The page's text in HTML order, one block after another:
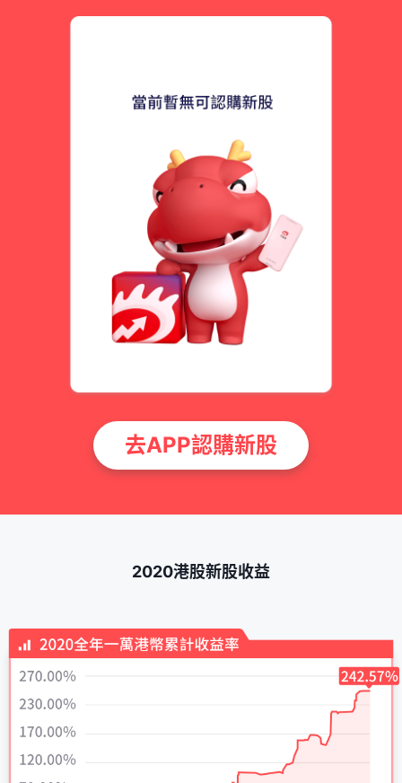
去APP認購新股
2020港股新股收益